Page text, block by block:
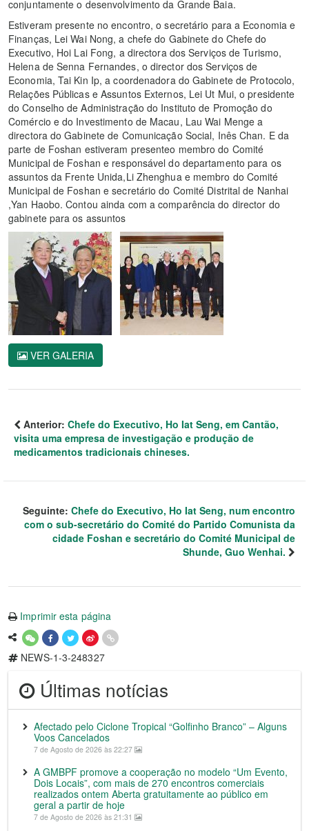
conjuntamente o desenvolvimento da Grande Baia.
Estiveram presente no encontro, o secretário para a Economia e
Finanças, Lei Wai Nong, a chefe do Gabinete do Chefe do
Executivo, Hoi Lai Fong, a directora dos Serviços de Turismo,
Helena de Senna Fernandes, o director dos Serviços de
Economia, Tai Kin Ip, a coordenadora do Gabinete de Protocolo,
Relações Públicas e Assuntos Externos, Lei Ut Mui, o presidente
do Conselho de Administração do Instituto de Promoção do
Comércio e do Investimento de Macau, Lau Wai Menge a
directora do Gabinete de Comunicação Social, Inês Chan. E da
parte de Foshan estiveram presenteo membro do Comité
Municipal de Foshan e responsável do departamento para os
assuntos da Frente Unida,Li Zhenghua e membro do Comité
Municipal de Foshan e secretário do Comité Distrital de Nanhai
,Yan Haobo. Contou ainda com a comparência do director do
gabinete para os assuntos
VER GALERIA
Anterior: Chefe do Executivo, Ho Iat Seng, em Cantão,
visita uma empresa de investigação e produção de
medicamentos tradicionais chineses.
Seguinte: Chefe do Executivo, Ho Iat Seng, num encontro
com o sub-secretário do Comité do Partido Comunista da
cidade Foshan e secretário do Comité Municipal de
Shunde, Guo Wenhai.
Imprimir esta página
NEWS-1-3-248327
Últimas notícias
Afectado pelo Ciclone Tropical “Golfinho Branco” – Alguns
Voos Cancelados
7 de Agosto de 2026 às 22:27
A GMBPF promove a cooperação no modelo “Um Evento,
Dois Locais”, com mais de 270 encontros comerciais
realizados ontem Aberta gratuitamente ao público em
geral a partir de hoje
7 de Agosto de 2026 às 21:31